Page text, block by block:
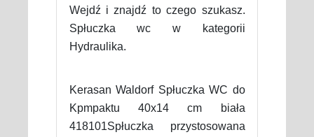
Wejdź i znajdź to czego szukasz.
Spłuczka wc w kategorii
Hydraulika.
Kerasan Waldorf Spłuczka WC do
Kpmpaktu 40x14 cm biała
418101Spłuczka przystosowana